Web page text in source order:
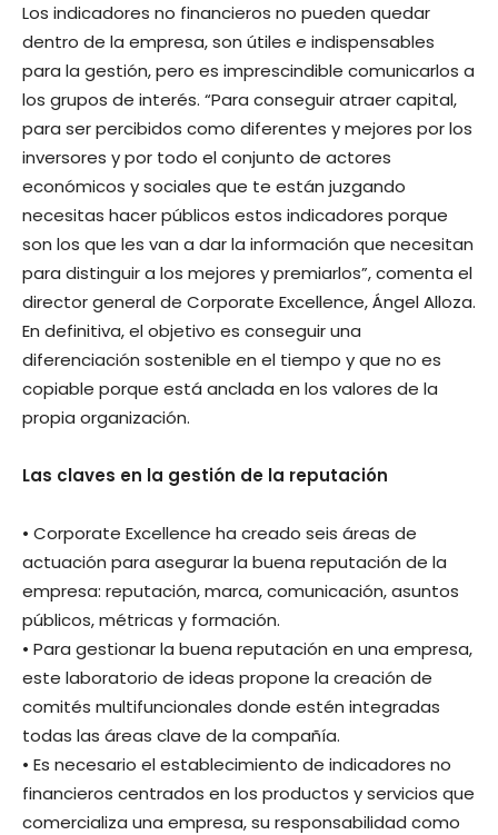
Los indicadores no financieros no pueden quedar
dentro de la empresa, son útiles e indispensables
para la gestión, pero es imprescindible comunicarlos a
los grupos de interés. “Para conseguir atraer capital,
para ser percibidos como diferentes y mejores por los
inversores y por todo el conjunto de actores
económicos y sociales que te están juzgando
necesitas hacer públicos estos indicadores porque
son los que les van a dar la información que necesitan
para distinguir a los mejores y premiarlos”, comenta el
director general de Corporate Excellence, Ángel Alloza.
En definitiva, el objetivo es conseguir una
diferenciación sostenible en el tiempo y que no es
copiable porque está anclada en los valores de la
propia organización.
Las claves en la gestión de la reputación
• Corporate Excellence ha creado seis áreas de
actuación para asegurar la buena reputación de la
empresa: reputación, marca, comunicación, asuntos
públicos, métricas y formación.
• Para gestionar la buena reputación en una empresa,
este laboratorio de ideas propone la creación de
comités multifuncionales donde estén integradas
todas las áreas clave de la compañía.
• Es necesario el establecimiento de indicadores no
financieros centrados en los productos y servicios que
comercializa una empresa, su responsabilidad como